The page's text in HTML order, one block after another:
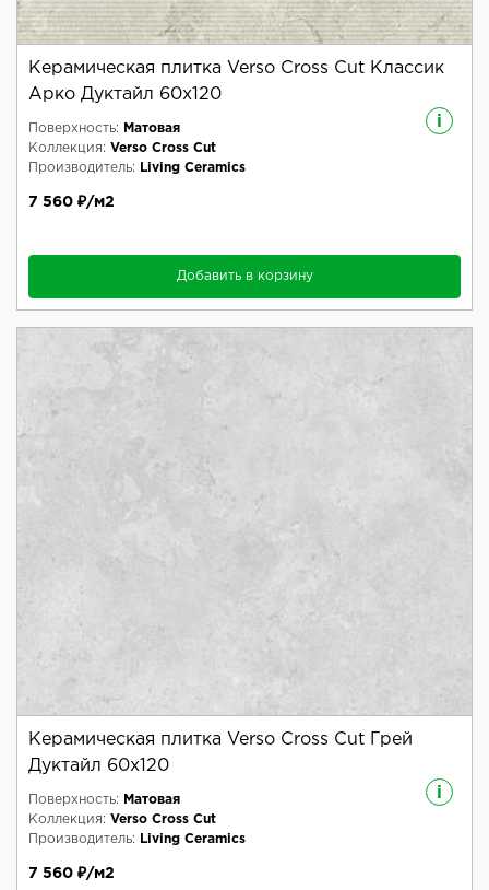
Керамическая плитка Verso Cross Cut Классик
Арко Дуктайл 60x120
i
Поверхность:
Матовая
Коллекция: Verso Cross Cut
Производитель:
Living Ceramics
7 560 ₽/м2
Добавить в корзину
Керамическая плитка Verso Cross Cut Грей
Дуктайл 60x120
i
Поверхность:
Матовая
Коллекция: Verso Cross Cut
Производитель:
Living Ceramics
7 560 ₽/м2